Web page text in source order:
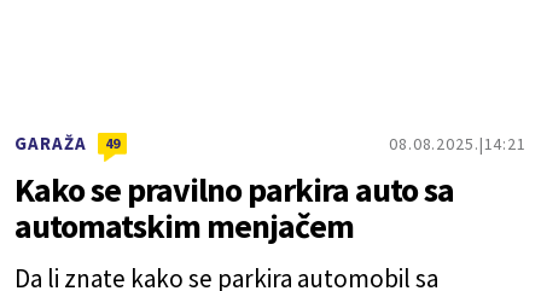
GARAŽA 49 08.08.2025. 14:21
Kako se pravilno parkira auto sa
automatskim menjačem
Da li znate kako se parkira automobil sa